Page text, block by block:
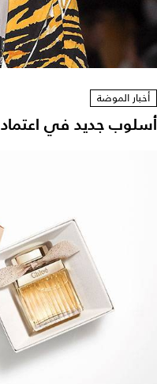
أخبار الموضة
أسلوب جديد في اعتماد